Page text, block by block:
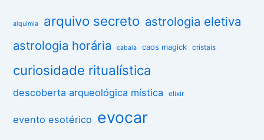
alquimia arquivo secreto astrologia eletiva
astrologia horária
cabala caos magick cristais
curiosidade ritualística
descoberta arqueológica mística elixir
evento esotérico evocar